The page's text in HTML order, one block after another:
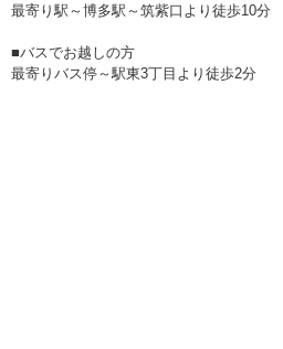
最寄り駅～博多駅～筑紫口より徒歩10分
■バスでお越しの方
最寄りバス停～駅東3丁目より徒歩2分